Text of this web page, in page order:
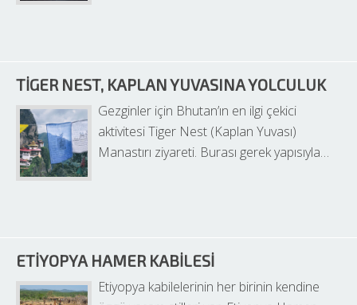
TIGER NEST, KAPLAN YUVASINA YOLCULUK
Gezginler için Bhutan’ın en ilgi çekici
aktivitesi Tiger Nest (Kaplan Yuvası)
Manastırı ziyareti. Burası gerek yapısıyla…
ETIYOPYA HAMER KABILESI
Etiyopya kabilelerinin her birinin kendine